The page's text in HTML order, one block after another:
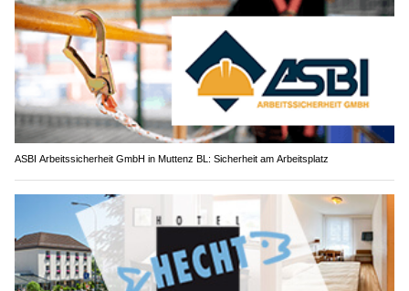
ASBI Arbeitssicherheit GmbH in Muttenz BL: Sicherheit am Arbeitsplatz